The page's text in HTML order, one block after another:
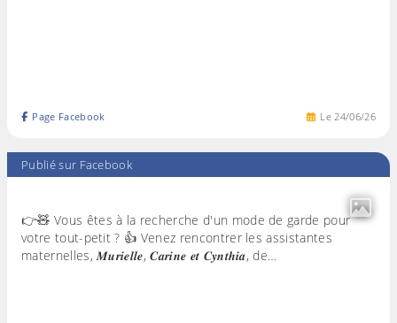
Le24/06/26
Page Facebook
Publié sur Facebook
👉🧸 Vous êtes à la recherche d'un mode de garde pour
votre tout-petit ? 👍 Venez rencontrer les assistantes
maternelles, 𝑴𝒖𝒓𝒊𝒆𝒍𝒍𝒆, 𝑪𝒂𝒓𝒊𝒏𝒆 𝒆𝒕 𝑪𝒚𝒏𝒕𝒉𝒊𝒂, de…